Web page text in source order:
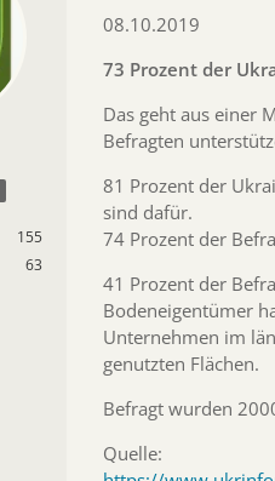
155
63
08.10.2019
73 Prozent der
Das geht aus einer
Befragten
81 Prozent der
sind dafür.
74 Prozent der
41 Prozent der
Bodeneigentümer
Unternehmen im
genutzten Flächen.
Befragt wurden
Quelle: